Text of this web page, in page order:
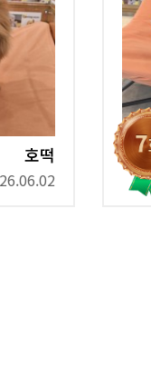
호떡
26.06.02